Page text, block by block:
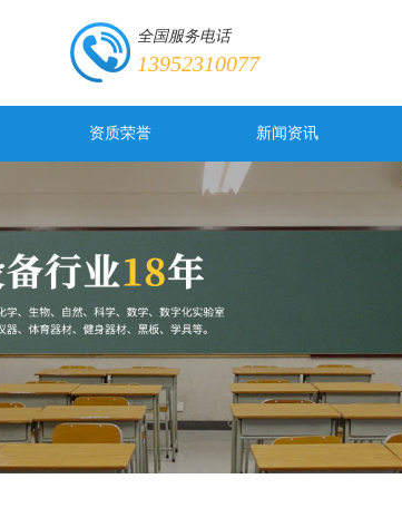
全国服务电话
13952310077
资质荣誉 新闻资讯